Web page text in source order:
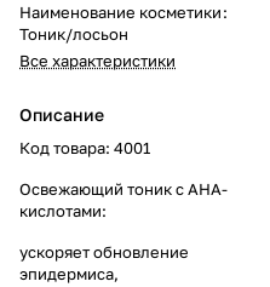
Наименование косметики:
Тоник/лосьон
Все характеристики
Описание
Код товара: 4001
Освежающий тоник с АНА-
кислотами:
ускоряет обновление
эпидермиса,